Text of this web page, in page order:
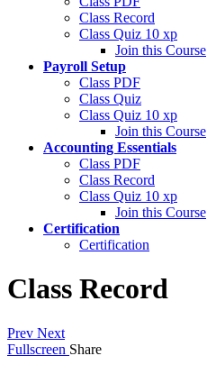
Class Record
Class Quiz 10 xp
Join this Course
Payroll Setup
Class PDF
Class Quiz
Class Quiz 10 xp
Join this Course
Accounting Essentials
Class PDF
Class Record
Class Quiz 10 xp
Join this Course
Certification
Certification
Class Record
Prev Next
Fullscreen Share